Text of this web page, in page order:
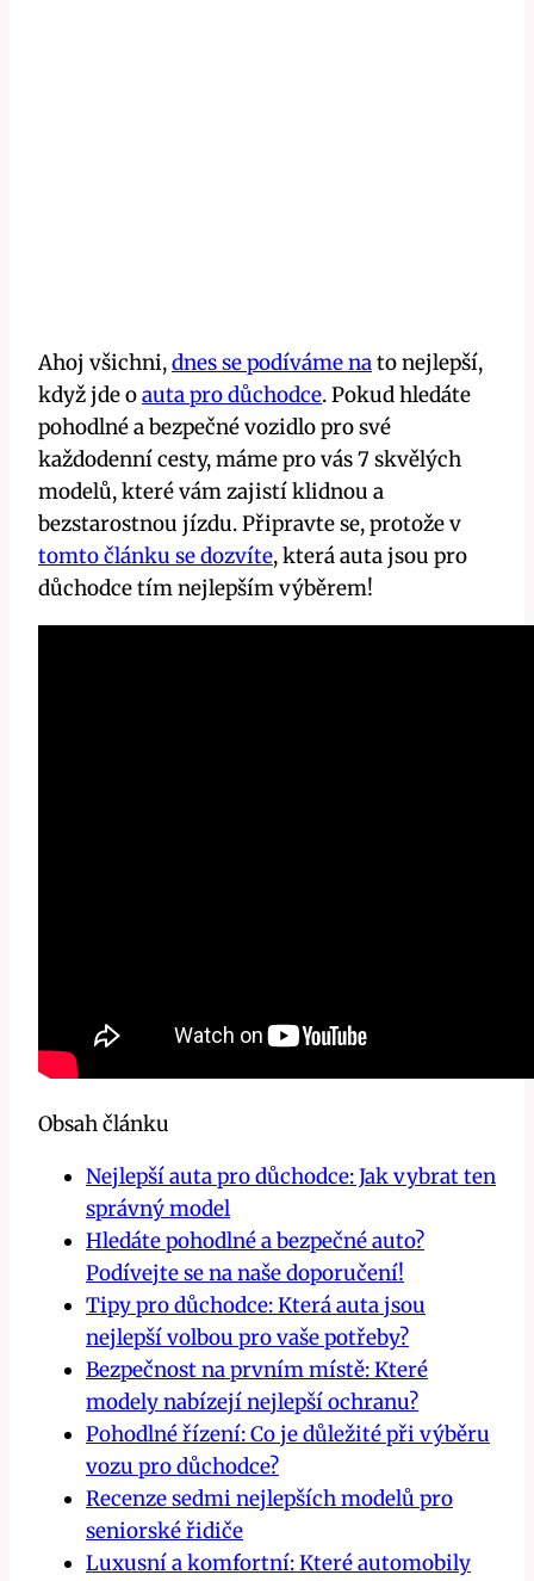
Ahoj všichni,dnes se podíváme nato nejlepší,
když jde oauta pro důchodce. Pokud hledáte
pohodlné a bezpečné vozidlo pro své
každodenní cesty, máme pro vás 7 skvělých
modelů, které vám zajistí klidnou a
bezstarostnou jízdu. Připravte se, protože v
tomto článku se dozvíte, která auta jsou pro
důchodce tím nejlepším výběrem!
Obsah článku
Nejlepší auta pro důchodce: Jak vybrat ten
správný model
Hledáte pohodlné a bezpečné auto?
Podívejte se na naše doporučení!
Tipy pro důchodce: Která auta jsou
nejlepší volbou pro vaše potřeby?
Bezpečnost na prvním místě: Které
modely nabízejí nejlepší ochranu?
Pohodlné řízení: Co je důležité při výběru
vozu pro důchodce?
Recenze sedmi nejlepších modelů pro
seniorské řidiče
Luxusní a komfortní: Které automobily